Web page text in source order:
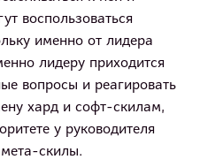
воспользоваться
именно от лидера
лидеру приходится
вопросы и реагировать
хард и софт-скилам,
у руководителя
скилы.